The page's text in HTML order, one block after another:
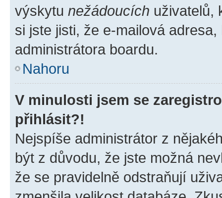
výskytu nežádoucích uživatelů,
si jste jisti, že e-mailová
administrátora boardu.
Nahoru
V minulosti jsem se
přihlásit?!
Nejspíše administrátor z
být z důvodu, že jste možná
že se pravidelně odstraňují